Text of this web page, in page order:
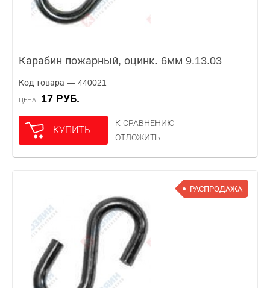
Карабин пожарный, оцинк. 6мм 9.13.03
Код товара — 440021
ЦЕНА 17 РУБ.
КУПИТЬ
К СРАВНЕНИЮ
ОТЛОЖИТЬ
РАСПРОДАЖА